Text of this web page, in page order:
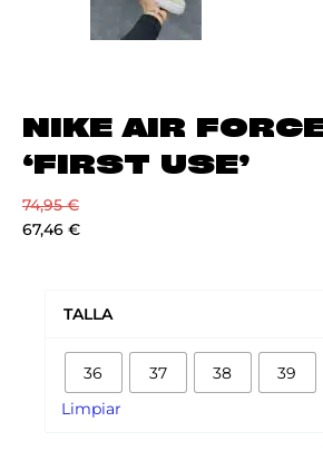
NIKE AIR
‘FIRST USE’
74,95€
67,46 €
TALLA
36 37 38 39
Limpiar
'FIRST